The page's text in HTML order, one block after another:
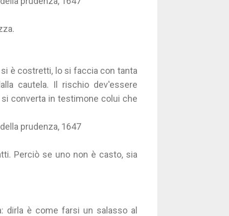
è costretti, lo si faccia con tanta
cautela. Il rischio dev'essere
converta in testimone colui che
prudenza, 1647
Perciò se uno non è casto, sia
dirla è come farsi un salasso al